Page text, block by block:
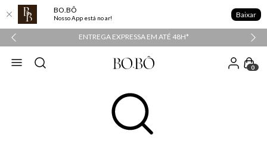
BO.BÔ
Nosso App está no ar! Baixar
ENTREGA EXPRESSA EM ATÉ 48H*
0